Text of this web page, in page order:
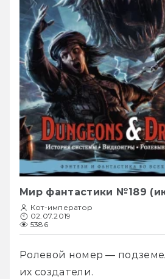
Мир фантастики №189
Кот-император
02.07.2019
5386
Ролевой номер —
их создатели.